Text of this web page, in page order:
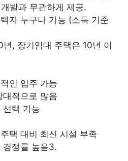
발과 무관하게 제공.
자 누구나 가능 (소득 기준
년, 장기임대 주택은 10년 이
인 입주 가능
대적으로 많음
선택 가능
택 대비 최신 시설 부족
경쟁률 높음3.